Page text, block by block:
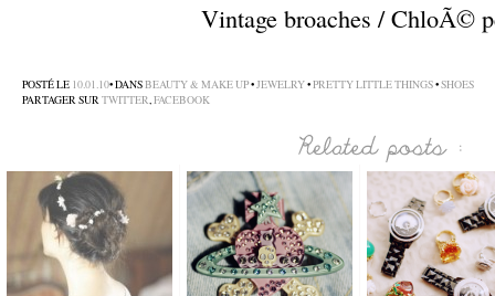
Vintage broaches / ChloÃ©
POSTÉ LE 10.01.10• DANSBEAUTY & MAKE UP•JEWELRY•PRETTY LITTLE THINGS•SHOES
PARTAGER SURTWITTER,FACEBOOK